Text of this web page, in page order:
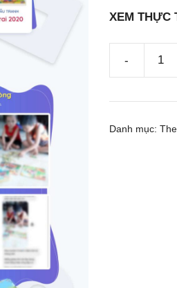
XEM THỰC
-
lading
Danh mục: